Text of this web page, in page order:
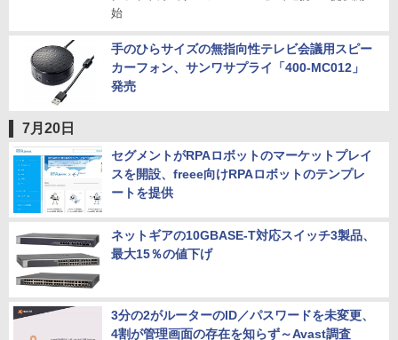
始
手のひらサイズの無指向性テレビ会議用スピー
カーフォン、サンワサプライ「400-MC012」
発売
7月20日
セグメントがRPAロボットのマーケットプレイ
スを開設、freee向けRPAロボットのテンプレ
ートを提供
ネットギアの10GBASE-T対応スイッチ3製品、
最大15％の値下げ
3分の2がルーターのID／パスワードを未変更、
4割が管理画面の存在を知らず～Avast調査